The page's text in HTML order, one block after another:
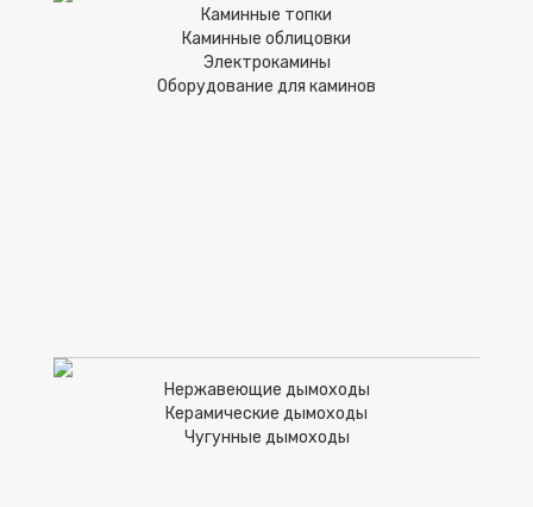
Каминные топки
Каминные облицовки
Электрокамины
Оборудование для каминов
Нержавеющие дымоходы
Керамические дымоходы
Чугунные дымоходы